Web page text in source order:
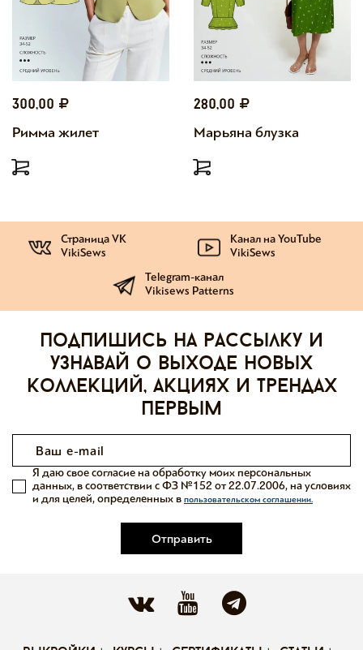
300,00
Римма жилет
280,00
Марьяна блузка
Страница VK
VikiSews
Канал на YouTube
VikiSews
Telegram-канал
Vikisews Patterns
Подпишись на рассылку и
узнавай о выходе новых
коллекций, акциях и трендах
первым
Отправить
Я даю свое согласие на обработку моих персональных
данных, в соответствии с ФЗ №152 от 22.07.2006, на условиях
и для целей, определенных в пользовательском соглашении.